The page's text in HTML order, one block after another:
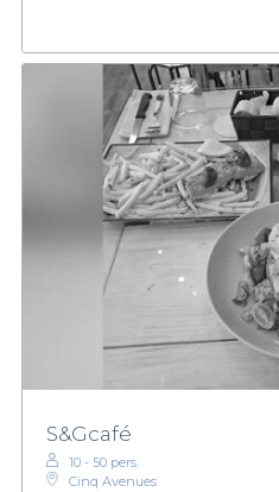
S&Gcafé
10 - 50 pers.
Cinq Avenues